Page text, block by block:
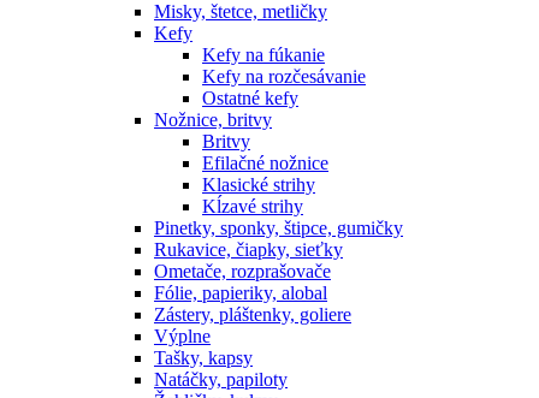
Misky, štetce, metličky
Kefy
Kefy na fúkanie
Kefy na rozčesávanie
Ostatné kefy
Nožnice, britvy
Britvy
Efilačné nožnice
Klasické strihy
Kĺzavé strihy
Pinetky, sponky, štipce, gumičky
Rukavice, čiapky, sieťky
Ometače, rozprašovače
Fólie, papieriky, alobal
Zástery, pláštenky, goliere
Výplne
Tašky, kapsy
Natáčky, papiloty